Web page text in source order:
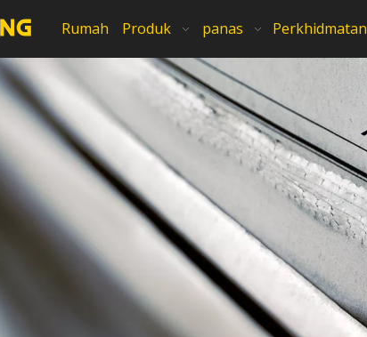
Rumah Produk panas Perkhidmatan